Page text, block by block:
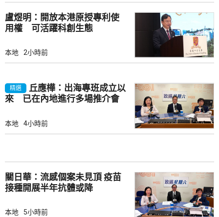
盧煜明：開放本港原授專利使
用權 可活躍科創生態
本地 2小時前
精選
丘應樺：出海專班成立以
來 已在內地進行多場推介會
本地 4小時前
關日華：流感個案未見頂 疫苗
接種開展半年抗體或降
本地 5小時前